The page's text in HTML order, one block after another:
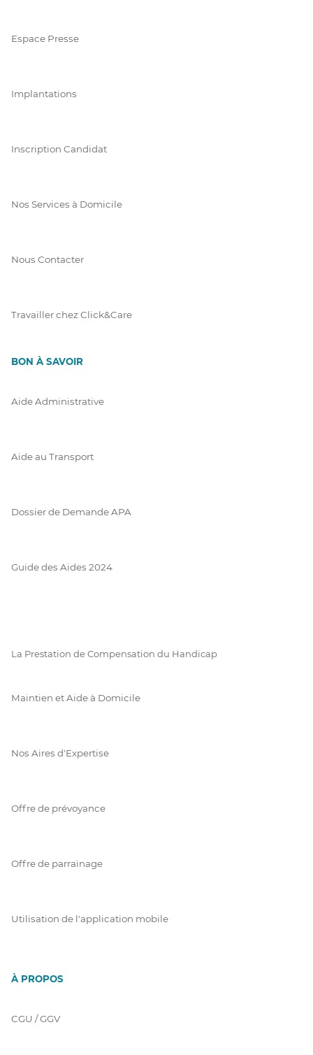
Espace Presse
Implantations
Inscription Candidat
Nos Services à Domicile
Nous Contacter
Travailler chez Click&Care
BON À SAVOIR
Aide Administrative
Aide au Transport
Dossier de Demande APA
Guide des Aides 2024
La Prestation de Compensation du Handicap
Maintien et Aide à Domicile
Nos Aires d'Expertise
Offre de prévoyance
Offre de parrainage
Utilisation de l'application mobile
À PROPOS
CGU / GGV